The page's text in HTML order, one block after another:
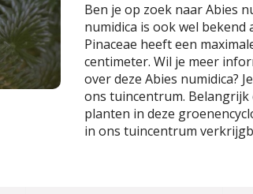
Ben je op zoek naar Abies
numidica is ook wel bekend
Pinaceae heeft een
centimeter. Wil je meer
over deze Abies numidica?
ons tuincentrum. Belangrijk
planten in deze
in ons tuincentrum